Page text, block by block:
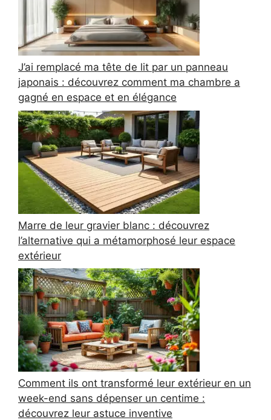
J’ai remplacé ma tête de lit par un panneau
japonais : découvrez comment ma chambre a
gagné en espace et en élégance
Marre de leur gravier blanc : découvrez
l’alternative qui a métamorphosé leur espace
extérieur
Comment ils ont transformé leur extérieur en un
week-end sans dépenser un centime :
découvrez leur astuce inventive